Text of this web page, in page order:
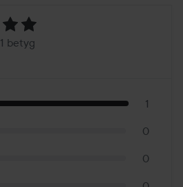
betyg
1
0
0